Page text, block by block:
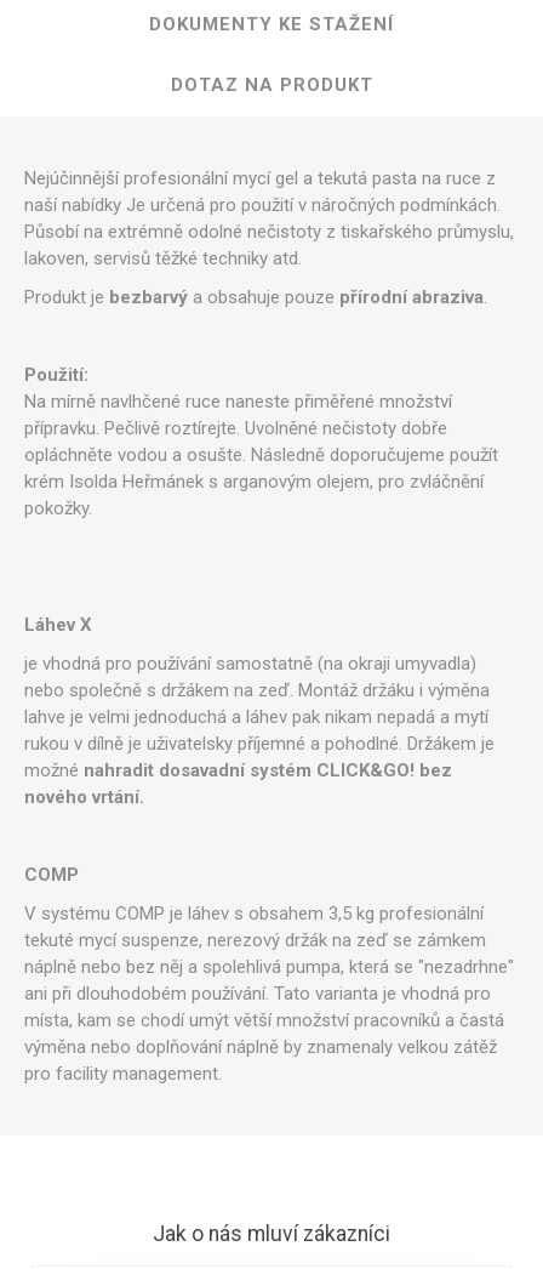
DOKUMENTY KE STAŽENÍ
DOTAZ NA PRODUKT
​Nejúčinnější profesionální mycí gel a tekutá pasta na ruce z
naší nabídky Je určená pro použití v náročných podmínkách.
Působí na extrémně odolné nečistoty z tiskařského průmyslu,
lakoven, servisů těžké techniky atd.
Produkt je ​ bezbarvý a obsahuje pouze ​ přírodní abraziva.​
Použití:
Na mírně navlhčené ruce naneste přiměřené množství
přípravku. Pečlivě roztírejte. Uvolněné nečistoty dobře
opláchněte vodou a osušte. Následně doporučujeme použít
krém Isolda Heřmánek s arganovým olejem, pro zvláčnění
pokožky.​
Láhev X
je vhodná pro používání samostatně (na okraji umyvadla)
nebo společně s držákem na zeď. Montáž držáku i výměna
lahve je velmi jednoduchá a láhev pak nikam nepadá a mytí
rukou v dílně je uživatelsky příjemné a pohodlné. Držákem je
možné nahradit dosavadní systém CLICK&GO! bez
nového vrtání.
COMP
V systému COMP je láhev s obsahem 3,5 kg profesionální
tekuté mycí suspenze, nerezový držák na zeď se zámkem
náplně nebo bez něj a spolehlivá pumpa, která se "nezadrhne"
ani při dlouhodobém používání. Tato varianta je vhodná pro
místa, kam se chodí umýt větší množství pracovníků a častá
výměna nebo doplňování náplně by znamenaly velkou zátěž
pro facility management.​
Jak o nás mluví zákazníci